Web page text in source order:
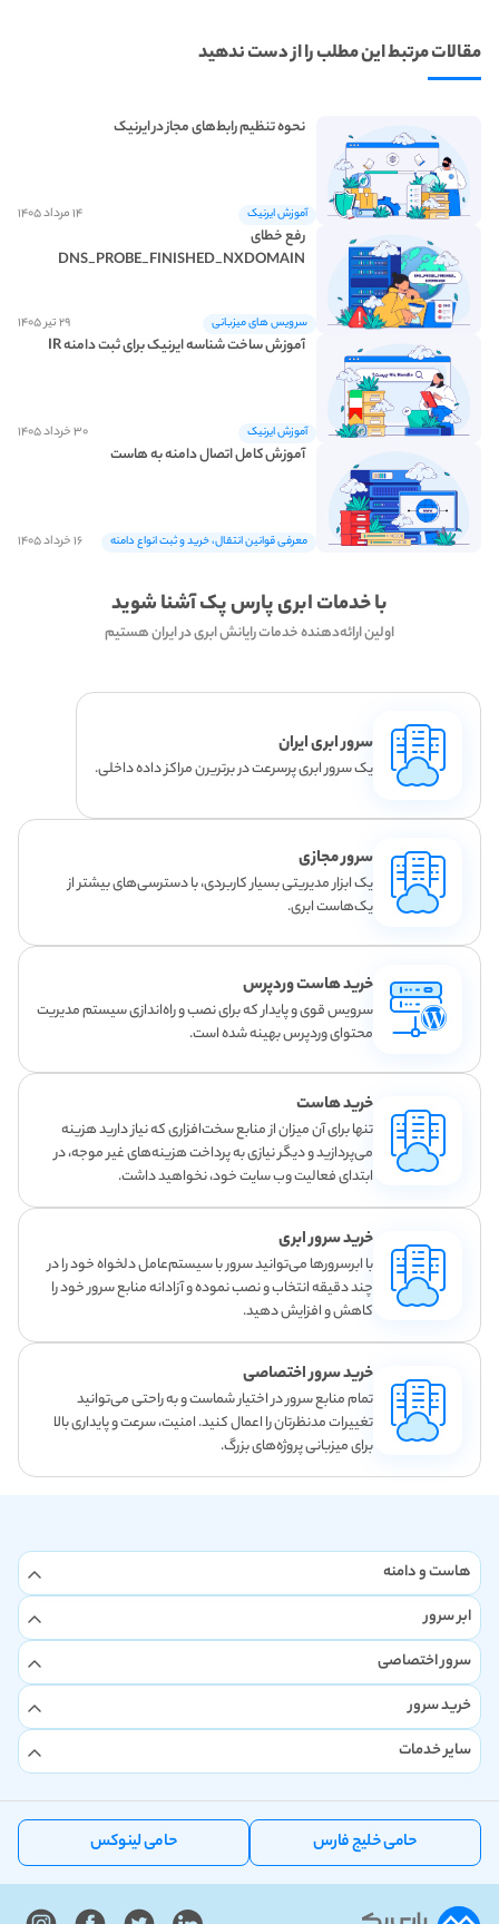
مقالات مرتبط این مطلب را از دست ندهید
آموزش ایرنیک ۱۴ مرداد ۱۴۰۵
نحوه تنظیم رابط‌های مجاز در ایرنیک
سرویس های میزبانی ۲۹ تیر ۱۴۰۵
رفع خطای
DNS_PROBE_FINISHED_NXDOMAIN
آموزش ایرنیک ۳۰ خرداد ۱۴۰۵
آموزش ساخت شناسه ایرنیک برای ثبت دامنه IR
معرفی قوانین انتقال، خرید و ثبت انواع دامنه ۱۶ خرداد ۱۴۰۵
آموزش کامل اتصال دامنه به هاست
با خدمات ابری پارس پک آشنا شوید
اولین ارائه‌دهنده خدمات رایانش ابری در ایران هستیم
سرور ابری ایران
یک سرور ابری پرسرعت در برتریرن مراکز داده داخلی.
سرور مجازی
یک ابزار مدیریتی بسیار کاربردی، با دسترسی‌های بیشتر از
یک‌هاست ابری.
خرید هاست وردپرس
سرویس قوی و پایدار که برای نصب و راه‌اندازی سیستم مدیریت
محتوای وردپرس بهینه شده است.
خرید هاست
تنها برای آن میزان از منابع سخت‌افزاری که نیاز دارید هزینه
می‌پردازید و دیگر نیازی به پرداخت هزینه‌های غیر موجه، در
ابتدای فعالیت وب سایت خود، نخواهید داشت.
خرید سرور ابری
با ابرسرورها می‌توانید سرور با سیستم‌عامل دلخواه خود را در
چند دقیقه انتخاب و نصب نموده و آزادانه منابع سرور خود را
کاهش و افزایش دهید.
خرید سرور اختصاصی
تمام منابع سرور در اختیار شماست و به راحتی می‌توانید
تغییرات مدنظرتان را اعمال کنید. امنیت، سرعت و پایداری بالا
برای میزبانی پروژه‌های بزرگ.
هاست و دامنه
ابر سرور
سرور اختصاصی
خرید سرور
سایر خدمات
حامی خلیج فارس حامی لینوکس